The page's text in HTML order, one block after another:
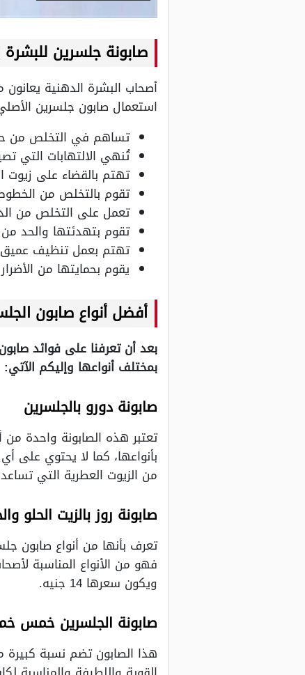
صابونة جلسرين للبشرة
أصحاب البشرة الدهنية
استعمال صابون جلسرين
تساهم في التخلص من
تُنهي الالتهابات التي
تهتم بالقضاء على زيوت
تقوم بالتخلص من
تعمل على التخلص من
تقوم بتهدئتها والحد من
تهتم بعمل تنظيف عميق
يقوم بحمايتها من
أفضل أنواع صابون
بعد أن تعرفنا على فوائد
بمختلف أنواعها وإليكم الآتي:
صابونة دورو بالجلسرين
تعتبر هذه الصابونة واحدة من
بأنواعها، كما لا يحتوي على
من الزيوت العطرية التي تساعد
صابونة روز بالزيت الحلو
تعرف بأنها من أنواع صابون
فهو من الأنواع المناسبة
ويكون سعرها 14 جنيه.
صابونة الجلسرين خمس
هذا الصابون تضم نسبة